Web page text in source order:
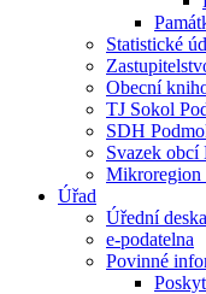
Statistické
Obecní
TJ Sokol
SDH
Svazek
Mikroregion
Úřad
Úřední deska
e-podatelna
Povinné